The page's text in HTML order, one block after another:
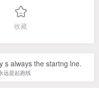
收藏
s always the startng lne.
远是起跑线